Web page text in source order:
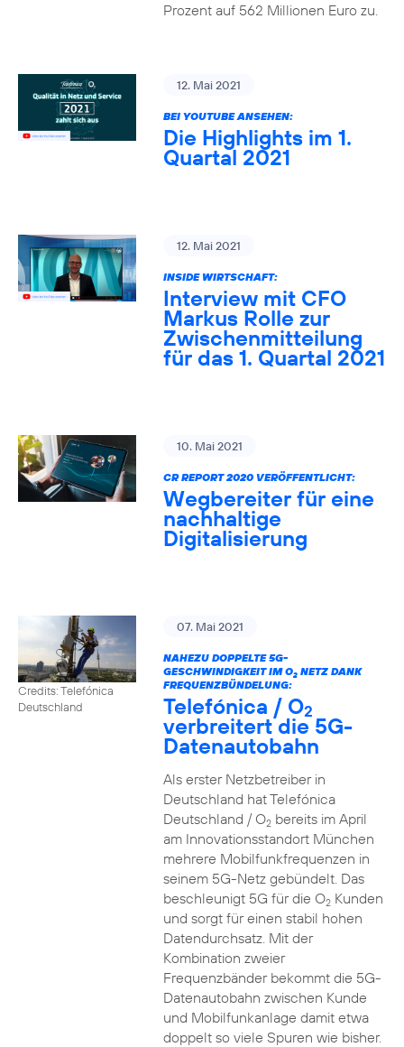
Prozent auf 562 Millionen Euro zu.
12. Mai 2021
BEI YOUTUBE ANSEHEN:
Die Highlights im 1.
Quartal 2021
12. Mai 2021
INSIDE WIRTSCHAFT:
Interview mit CFO
Markus Rolle zur
Zwischenmitteilung
für das 1. Quartal 2021
10. Mai 2021
CR REPORT 2020 VERÖFFENTLICHT:
Wegbereiter für eine
nachhaltige
Digitalisierung
Credits: Telefónica
Deutschland
07. Mai 2021
NAHEZU DOPPELTE 5G-
GESCHWINDIGKEIT IM O2NETZ DANK
FREQUENZBÜNDELUNG:
Telefónica / O2
verbreitert die 5G-
Datenautobahn
Als erster Netzbetreiber in
Deutschland hat Telefónica
Deutschland / O2bereits im April
am Innovationsstandort München
mehrere Mobilfunkfrequenzen in
seinem 5G-Netz gebündelt. Das
beschleunigt 5G für die O2Kunden
und sorgt für einen stabil hohen
Datendurchsatz. Mit der
Kombination zweier
Frequenzbänder bekommt die 5G-
Datenautobahn zwischen Kunde
und Mobilfunkanlage damit etwa
doppelt so viele Spuren wie bisher.